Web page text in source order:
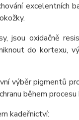
jsou oxidačně
do kortexu,
výběr pigmentů
během procesu
kadeřnictví: